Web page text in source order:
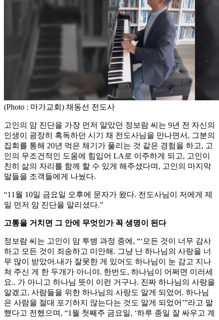
(Photo : 마가교회) 채동선 전도사
고인의 암 진단을 가장 먼저 알았던 정보람 씨는 9년 전 자신의
인생이 굉장히 혹독하던 시기 채 전도사님을 만나면서, 그분의
집회를 통해 20년 먹은 체기가 풀리는 것 같은 경험을 하고, 고
인의 무조건적인 도움에 힘입어 LA로 이주하게 되고, 고인이
친히 삶의 자리를 함께 할 수 있게 해주셨다며, 고인의 마지막
말들을 조객들에게 나눴다.
“11월 10일 금요일 오후에 문자가 왔다. 전도사님이 저에게 제
일 먼저 암 진단을 알리셨다.”
고통을 거치면 그 안에 무엇인가 꼭 생명이 된다
정보람 씨는 고인이 암 투병 과정 중에, “‘모든 것이 너무 감사
하고 모든 것이 죄송하고 미안해. 그냥 난 하나님의 사랑을 너
무 많이 받았어.내가 잘못한 게 있어도 하나님이 눈 감고 지나
쳐 주신 게 한 두개가 아니야. 한번도, 하나님이 어쩌면 이러세
요.. 가 아니고 하나님 뜻이 이런 거구나. 진짜 하나님의 사랑을
알겠고, 사람들을 위한 하나님의 사랑도 알게 되었어. 하나님
은 사람을 절대 포기하지 않는다는 것도 알게 되었어’”라고 말
했다고 전했으며, “1월 첫째주 금요일, ‘하루 종일 잘 싸우고 계